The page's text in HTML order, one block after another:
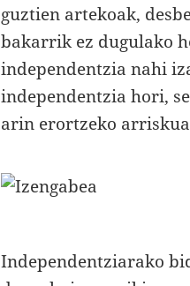
guztien artekoak,
bakarrik ez dugulako
independentzia nahi
independentzia hori,
arin erortzeko
Independentziarako